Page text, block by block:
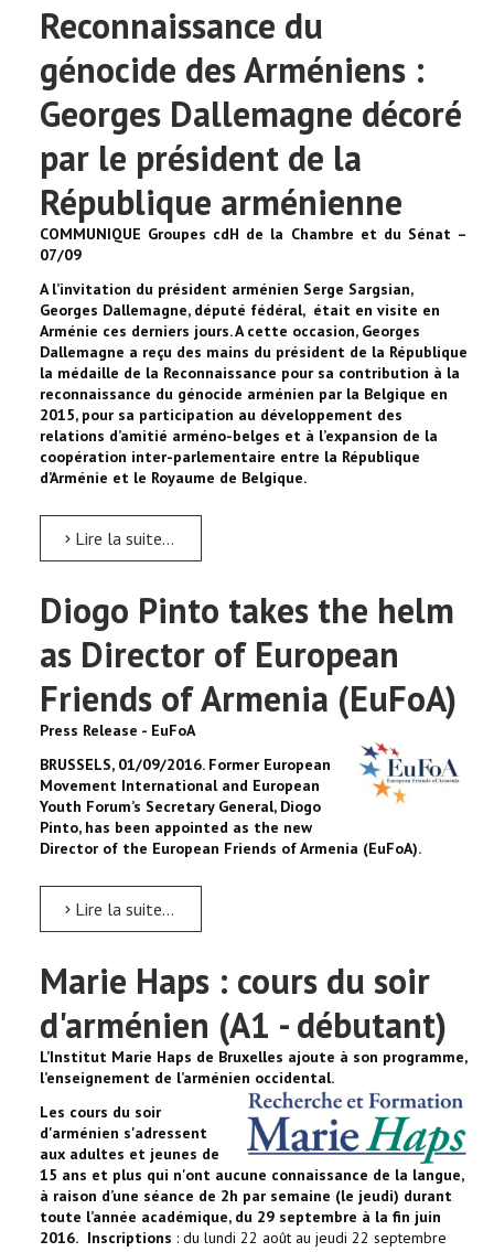
Reconnaissance du
génocide des Arméniens :
Georges Dallemagne décoré
par le président de la
République arménienne
COMMUNIQUE Groupes cdH de la Chambre et du Sénat –
07/09
A l’invitation du président arménien Serge Sargsian,
Georges Dallemagne, député fédéral, était en visite en
Arménie ces derniers jours. A cette occasion, Georges
Dallemagne a reçu des mains du président de la République
la médaille de la Reconnaissance pour sa contribution à la
reconnaissance du génocide arménien par la Belgique en
2015, pour sa participation au développement des
relations d’amitié arméno-belges et à l’expansion de la
coopération inter-parlementaire entre la République
d’Arménie et le Royaume de Belgique.
Lire la suite...
Diogo Pinto takes the helm
as Director of European
Friends of Armenia (EuFoA)
Press Release - EuFoA
BRUSSELS, 01/09/2016. Former European
Movement International and European
Youth Forum’s Secretary General, Diogo
Pinto, has been appointed as the new
Director of the European Friends of Armenia (EuFoA).
Lire la suite...
Marie Haps : cours du soir
d'arménien (A1 - débutant)
L’Institut Marie Haps de Bruxelles ajoute à son programme,
l’enseignement de l’arménien occidental.
Les cours du soir
d'arménien s'adressent
aux adultes et jeunes de
15 ans et plus qui n'ont aucune connaissance de la langue,
à raison d’une séance de 2h par semaine (le jeudi) durant
toute l’année académique, du 29 septembre à la fin juin
2016. Inscriptions : du lundi 22 août au jeudi 22 septembre